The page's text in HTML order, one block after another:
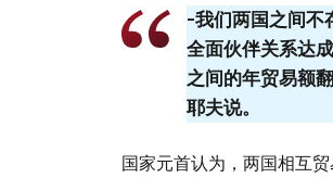
-我们两国之间不
全面伙伴关系达
之间的年贸易额
耶夫说。
国家元首认为，两国相互